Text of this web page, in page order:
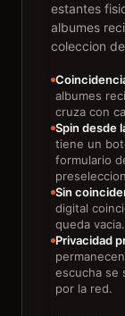
estantes
albumes
coleccion
albumes
cruza con
Spin desde
tiene un
formulario
Sin
digital
queda
Privacidad
escucha se
por la red.